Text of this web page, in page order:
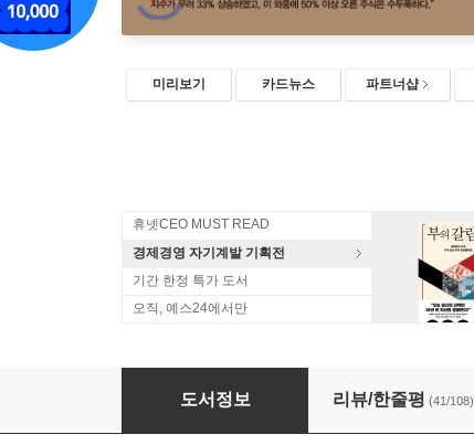
미리보기 카드뉴스 파트너샵
휴넷CEO MUST READ
경제경영 자기계발 기획전
기간 한정 특가 도서
오직, 예스24에서만
코로나 투자 전쟁
도서정보 리뷰/한줄평 (41/108)